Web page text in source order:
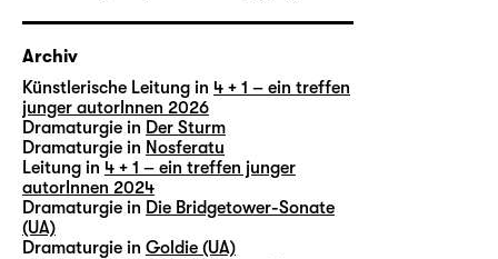
Archiv
Künstlerische Leitung in 4 + 1 – ein treffen
junger autorInnen 2026
Dramaturgie in Der Sturm
Dramaturgie in Nosferatu
Leitung in 4 + 1 – ein treffen junger
autorInnen 2024
Dramaturgie in Die Bridgetower-Sonate
(UA)
Dramaturgie in Goldie (UA)